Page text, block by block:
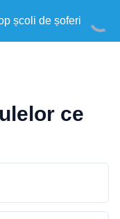
școli de șoferi
ce